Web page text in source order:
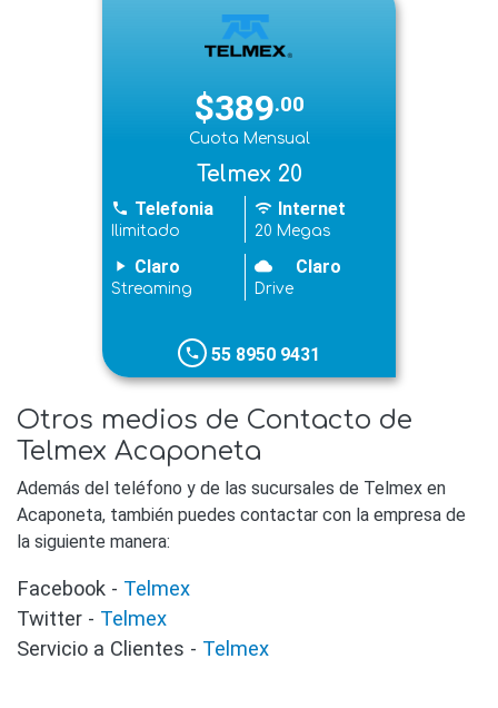
$389.00
Cuota Mensual
Telmex 20
phone Telefonia
Ilimitado
wifi Internet
20 Megas
play_arrow Claro
Streaming
cloudy Claro
Drive
phone 55 8950 9431
Otros medios de Contacto de
Telmex Acaponeta
Además del teléfono y de las sucursales de Telmex en
Acaponeta, también puedes contactar con la empresa de
la siguiente manera:
Facebook - Telmex
Twitter - Telmex
Servicio a Clientes - Telmex